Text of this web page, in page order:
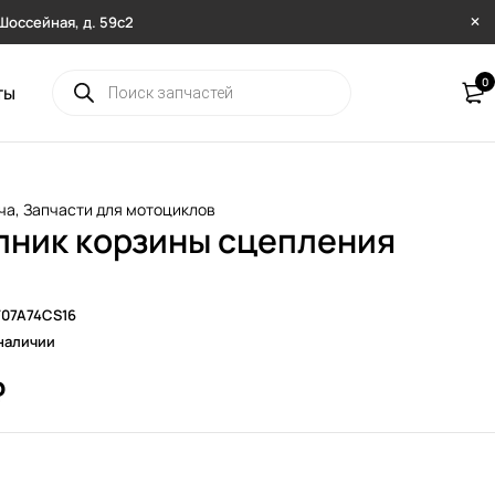
д. 59с2
0
,Запчасти для мотоциклов
корзины сцепления